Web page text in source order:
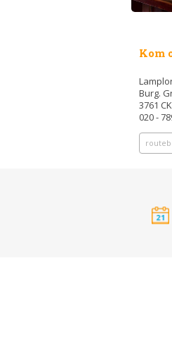
Kom
Burg.
3761
020 -